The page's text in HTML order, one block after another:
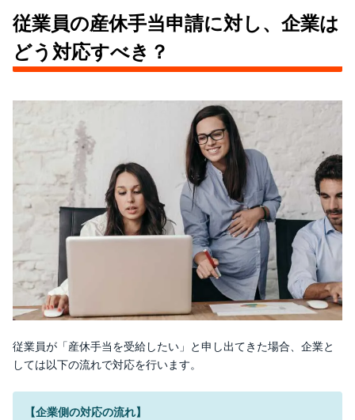
従業員の産休手当申請に対し、企業は
どう対応すべき？
従業員が「産休手当を受給したい」と申し出てきた場合、企業と
しては以下の流れで対応を行います。
【企業側の対応の流れ】